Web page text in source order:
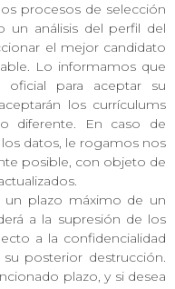
procesos de selección
un análisis del perfil del
el mejor candidato
Lo informamos que
para aceptar su
los currículums
diferente. En caso de
datos, le rogamos nos
posible, con objeto de
un plazo máximo de un
a la supresión de los
a la confidencialidad
posterior destrucción.
plazo, y si desea